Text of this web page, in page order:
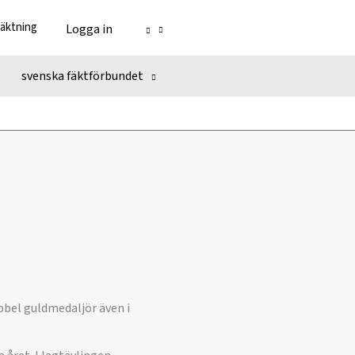
Logga in
svenska fäktförbundet
guldmedaljör även i